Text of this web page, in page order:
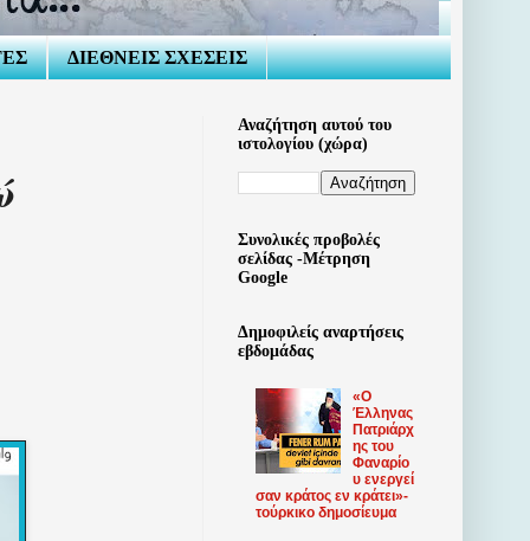
ΔΙΕΘΝΕΙΣ ΣΧΕΣΕΙΣ
Αναζήτηση αυτού του
ιστολογίου (χώρα)
Συνολικές προβολές
σελίδας -Μέτρηση
Google
Δημοφιλείς αναρτήσεις
εβδομάδας
«Ο
Έλληνας
Πατριάρχ
ης του
Φαναρίο
υ ​​ενεργεί
σαν κράτος εν κράτει»-
τούρκικο δημοσίευμα